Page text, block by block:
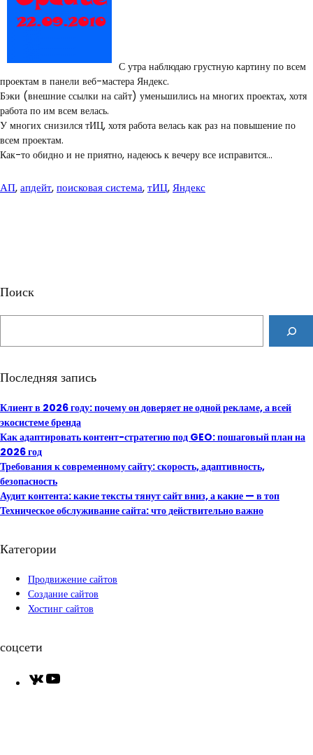
С утра наблюдаю грустную картину по всем
проектам в панели веб-мастера Яндекс.
Бэки (внешние ссылки на сайт) уменьшились на многих проектах, хотя
работа по им всем велась.
У многих снизился тИЦ, хотя работа велась как раз на повышение по
всем проектам.
Как-то обидно и не приятно, надеюсь к вечеру все исправится…
АП, апдейт, поисковая система, тИЦ, Яндекс
Поиск
a
c
Последняя запись
Клиент в 2026 году: почему он доверяет не одной рекламе, а всей
экосистеме бренда
Как адаптировать контент-стратегию под GEO: пошаговый план на
2026 год
Требования к современному сайту: скорость, адаптивность,
безопасность
Аудит контента: какие тексты тянут сайт вниз, а какие — в топ
Техническое обслуживание сайта: что действительно важно
Категории
Продвижение сайтов
Создание сайтов
Хостинг сайтов
соцсети
V